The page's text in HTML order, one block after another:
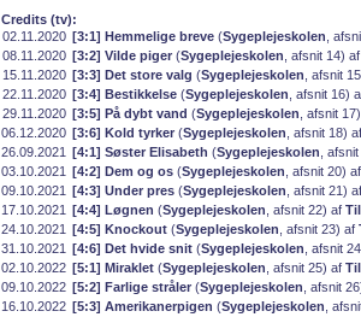
Credits (tv):
02.11.2020 [3:1] Hemmelige breve (Sygeplejeskolen ,
08.11.2020 [3:2] Vilde piger (Sygeplejeskolen , afsnit 14)
15.11.2020 [3:3] Det store valg (Sygeplejeskolen , afsnit
22.11.2020 [3:4] Bestikkelse (Sygeplejeskolen , afsnit 16)
29.11.2020 [3:5] På dybt vand (Sygeplejeskolen , afsnit
06.12.2020 [3:6] Kold tyrker (Sygeplejeskolen , afsnit 18)
26.09.2021 [4:1] Søster Elisabeth (Sygeplejeskolen ,
03.10.2021 [4:2] Dem og os (Sygeplejeskolen , afsnit 20)
09.10.2021 [4:3] Under pres (Sygeplejeskolen , afsnit 21)
17.10.2021 [4:4] Løgnen (Sygeplejeskolen , afsnit 22) af
24.10.2021 [4:5] Knockout (Sygeplejeskolen , afsnit 23) af
31.10.2021 [4:6] Det hvide snit (Sygeplejeskolen , afsnit
02.10.2022 [5:1] Miraklet (Sygeplejeskolen , afsnit 25) af
09.10.2022 [5:2] Farlige stråler (Sygeplejeskolen , afsnit
16.10.2022 [5:3] Amerikanerpigen (Sygeplejeskolen ,